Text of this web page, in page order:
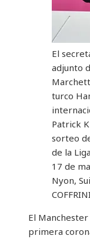
El
adjunto
turco
Patrick
sorteo
de la
17 de
Nyon,
El Manchester
primera